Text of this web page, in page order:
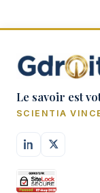
Le savoir est
SCIENTIA